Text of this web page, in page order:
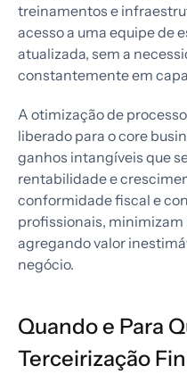
treinamentos e
acesso a uma equipe de
atualizada, sem a
constantemente em
A otimização de
liberado para o core
ganhos intangíveis que
rentabilidade e
conformidade fiscal e
profissionais, minimizam
agregando valor
negócio.
Quando e Para
Terceirização